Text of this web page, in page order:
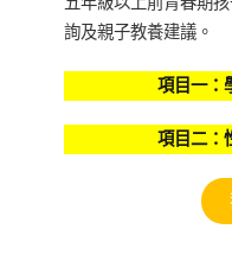
詢及親子教養建議。
項目一：
項目二：